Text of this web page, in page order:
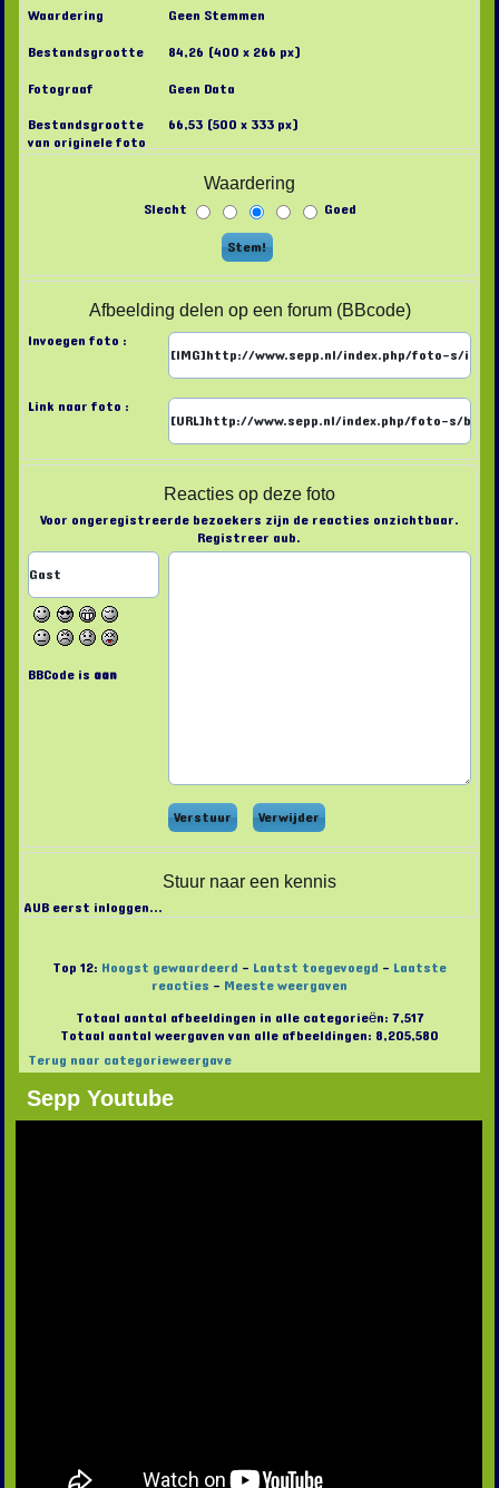
Waardering
Geen Stemmen
Bestandsgrootte
84,26 (400 x 266 px)
Fotograaf
Geen Data
Bestandsgrootte
van originele foto
66,53 (500 x 333 px)
Waardering
Slecht Goed
Afbeelding delen op een forum (BBcode)
Invoegen foto :
Link naar foto :
Reacties op deze foto
Voor ongeregistreerde bezoekers zijn de reacties onzichtbaar.
Registreer aub.
BBCode is aan
Stuur naar een kennis
AUB eerst inloggen...
Top 12: Hoogst gewaardeerd - Laatst toegevoegd - Laatste
reacties - Meeste weergaven
Totaal aantal afbeeldingen in alle categorieën: 7,517
Totaal aantal weergaven van alle afbeeldingen: 8,205,580
Terug naar categorieweergave
Sepp Youtube